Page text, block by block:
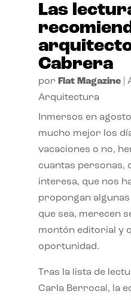
Las
Cabrera
por Flat Magazine|
Arquitectura
Inmersos en
mucho mejor los
vacaciones o no,
cuantas personas,
interesa, que nos
propongan
que sea, merecen
montón editorial y
oportunidad.
Tras la lista de
Carla Berrocal, la